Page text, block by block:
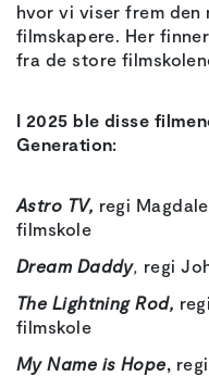
hvor vi viser frem den
filmskapere. Her
fra de store
I 2025 ble disse
Generation:
Astro TV, regi
filmskole
Dream Daddy, regi
The Lightning Rod,
filmskole
My Name is Hope,